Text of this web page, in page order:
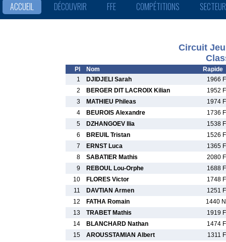
ACCUEIL DÉCOUVRIR FFE COMPÉTITIONS
Circuit
Pl Nom
Rapide
1
DJIDJELI Sarah
1966 F
2
BERGER DIT LACROIX Kilian
1952 F
3
MATHIEU Phileas
1974 F
4
BEUROIS Alexandre
1736 F
5
DZHANGOEV Ilia
1538 F
6
BREUIL Tristan
1526 F
7
ERNST Luca
1365 F
8
SABATIER Mathis
2080 F
9
REBOUL Lou-Orphe
1688 F
10
FLORES Victor
1748 F
11
DAVTIAN Armen
1251 F
12
FATHA Romain
1440 N
13
TRABET Mathis
1919 F
14
BLANCHARD Nathan
1474 F
15
AROUSSTAMIAN Albert
1311 F